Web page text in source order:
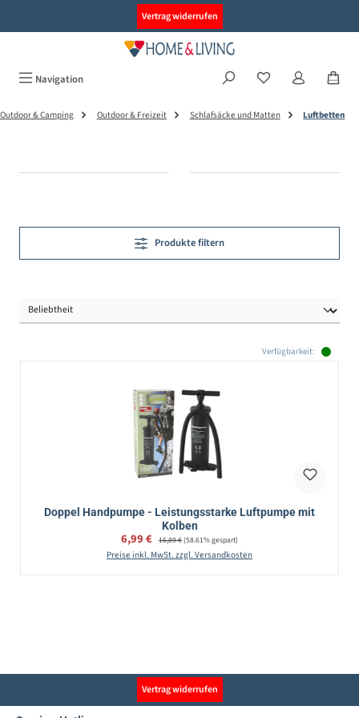
Vertrag widerrufen
Navigation
Outdoor & Camping Outdoor & Freizeit Schlafsäcke und Matten Luftbetten
Produkte filtern
Verfügbarkeit:
Doppel Handpumpe - Leistungsstarke Luftpumpe mit
Kolben
Verkaufspreis:
6,99 € Regulärer Preis:
16,89 €(58.61% gespart)
Preise inkl. MwSt. zzgl. Versandkosten
Vertrag widerrufen